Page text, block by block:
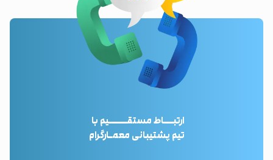
ارتبـــاط مستقــــــیم با
تیم پشتیبانی معمـارگرام